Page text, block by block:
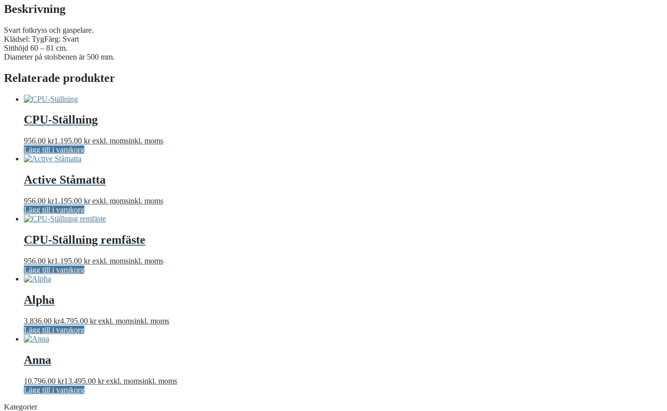
Beskrivning
Svart fotkryss och gaspelare.
Klädsel: TygFärg: Svart
Sitthöjd 60 – 81 cm.
Diameter på stolsbenen är 500 mm.
Relaterade produkter
CPU-Ställning
956.00 kr1.195.00 kr exkl. momsinkl. moms
Lägg till i varukorg
Active Ståmatta
956.00 kr1.195.00 kr exkl. momsinkl. moms
Lägg till i varukorg
CPU-Ställning remfäste
956.00 kr1.195.00 kr exkl. momsinkl. moms
Lägg till i varukorg
Alpha
3.836.00 kr4.795.00 kr exkl. momsinkl. moms
Lägg till i varukorg
Anna
10.796.00 kr13.495.00 kr exkl. momsinkl. moms
Lägg till i varukorg
Kategorier